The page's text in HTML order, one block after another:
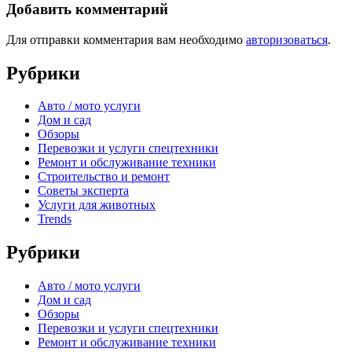
Добавить комментарий
Для отправки комментария вам необходимо авторизоваться.
Рубрики
Авто / мото услуги
Дом и сад
Обзоры
Перевозки и услуги спецтехники
Ремонт и обслуживание техники
Строительство и ремонт
Советы эксперта
Услуги для животных
Trends
Рубрики
Авто / мото услуги
Дом и сад
Обзоры
Перевозки и услуги спецтехники
Ремонт и обслуживание техники